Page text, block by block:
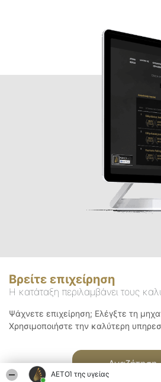
ΑΕΤΟΊ της υγείας
Βρείτε επιχείρηση
Η κατάταξη περιλαμβάνει τους
Ψάχνετε επιχείρηση; Ελέγξτε τη
Χρησιμοποιήστε την καλύτερη
Αναζήτηση